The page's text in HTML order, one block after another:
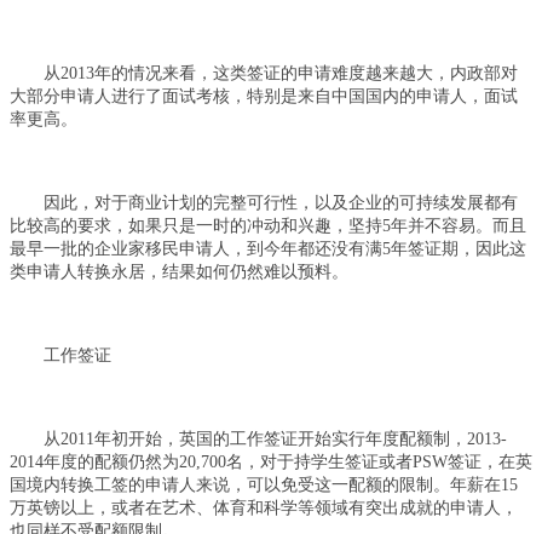
从2013年的情况来看，这类签证的申请难度越来越大，内政部对
大部分申请人进行了面试考核，特别是来自中国国内的申请人，面试
率更高。
因此，对于商业计划的完整可行性，以及企业的可持续发展都有
比较高的要求，如果只是一时的冲动和兴趣，坚持5年并不容易。而且
最早一批的企业家移民申请人，到今年都还没有满5年签证期，因此这
类申请人转换永居，结果如何仍然难以预料。
工作签证
从2011年初开始，英国的工作签证开始实行年度配额制，2013-
2014年度的配额仍然为20,700名，对于持学生签证或者PSW签证，在英
国境内转换工签的申请人来说，可以免受这一配额的限制。年薪在15
万英镑以上，或者在艺术、体育和科学等领域有突出成就的申请人，